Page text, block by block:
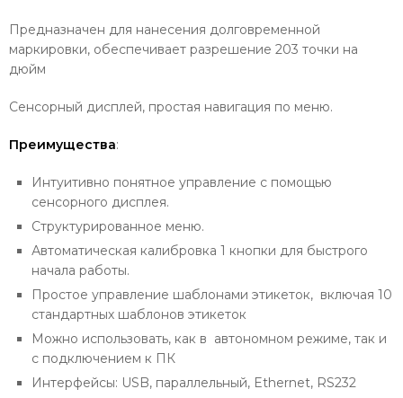
Предназначен для нанесения долговременной
маркировки, обеспечивает разрешение 203 точки на
дюйм
Сенсорный дисплей, простая навигация по меню.
Преимущества:
Интуитивно понятное управление с помощью
сенсорного дисплея.
Структурированное меню.
Автоматическая калибровка 1 кнопки для быстрого
начала работы.
Простое управление шаблонами этикеток, включая 10
стандартных шаблонов этикеток
Можно использовать, как в автономном режиме, так и
с подключением к ПК
Интерфейсы: USB, параллельный, Ethernet, RS232